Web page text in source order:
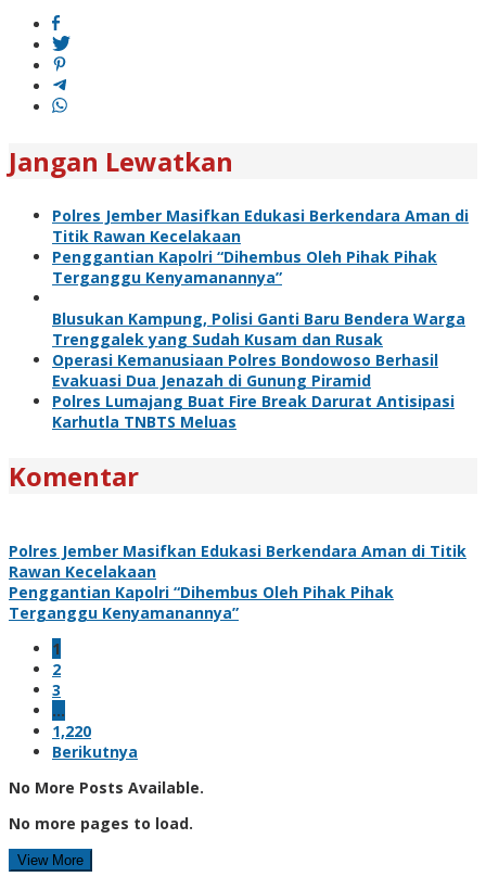
Jangan Lewatkan
Polres Jember Masifkan Edukasi Berkendara Aman di
Titik Rawan Kecelakaan
Penggantian Kapolri “Dihembus Oleh Pihak Pihak
Terganggu Kenyamanannya”
Blusukan Kampung, Polisi Ganti Baru Bendera Warga
Trenggalek yang Sudah Kusam dan Rusak
Operasi Kemanusiaan Polres Bondowoso Berhasil
Evakuasi Dua Jenazah di Gunung Piramid
Polres Lumajang Buat Fire Break Darurat Antisipasi
Karhutla TNBTS Meluas
Komentar
Polres Jember Masifkan Edukasi Berkendara Aman di Titik
Rawan Kecelakaan
Penggantian Kapolri “Dihembus Oleh Pihak Pihak
Terganggu Kenyamanannya”
1
2
3
…
1,220
Berikutnya
No More Posts Available.
No more pages to load.
View More